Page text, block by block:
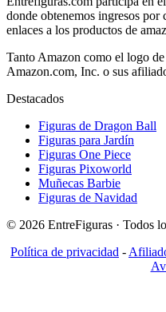
donde obtenemos ingresos por
enlaces a los productos de
Tanto Amazon como el logo
Amazon.com, Inc. o sus
Destacados
Figuras de Dragon Ball
Figuras para Jardín
Figuras One Piece
Figuras Pixoworld
Muñecas Barbie
Figuras de Navidad
© 2026 EntreFiguras · Todos
Política de privacidad -